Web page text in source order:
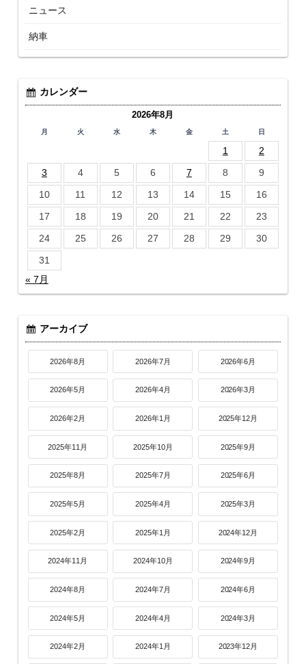
ニュース
納車
カレンダー
2026年8月
月 火 水 木 金 土 日
1
2
3
4 5 6 7 8
9
10
11 12 13 14 15
16
17
18 19 20 21 22
23
24
25 26 27 28 29
30
31
« 7月
アーカイブ
2026年8月 2026年7月 2026年6月
2026年5月 2026年4月 2026年3月
2026年2月 2026年1月 2025年12月
2025年11月 2025年10月 2025年9月
2025年8月 2025年7月 2025年6月
2025年5月 2025年4月 2025年3月
2025年2月 2025年1月 2024年12月
2024年11月 2024年10月 2024年9月
2024年8月 2024年7月 2024年6月
2024年5月 2024年4月 2024年3月
2024年2月 2024年1月 2023年12月